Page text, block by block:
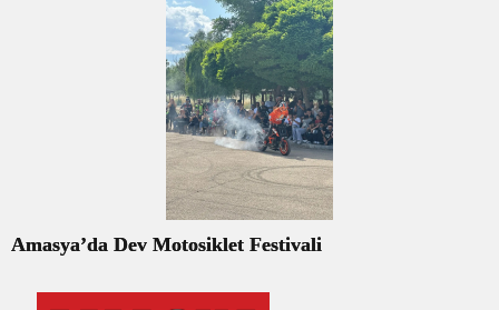
Amasya’da Dev Motosiklet Festivali